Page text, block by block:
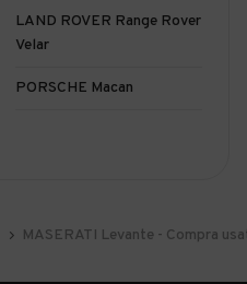
LAND ROVER Range Rover
Velar
PORSCHE Macan
MASERATI Levante - Compra